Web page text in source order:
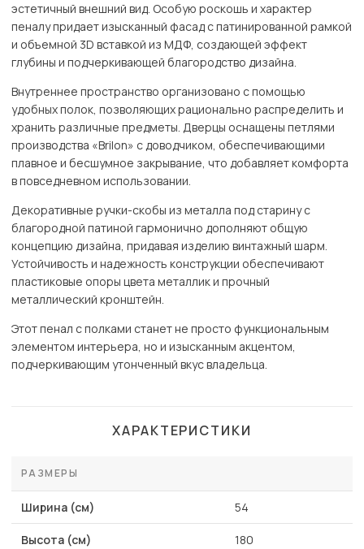
эстетичный внешний вид. Особую роскошь и характер
пеналу придает изысканный фасад с патинированной рамкой
и объемной 3D вставкой из МДФ, создающей эффект
глубины и подчеркивающей благородство дизайна.
Внутреннее пространство организовано с помощью
удобных полок, позволяющих рационально распределить и
хранить различные предметы. Дверцы оснащены петлями
производства «Brilon» с доводчиком, обеспечивающими
плавное и бесшумное закрывание, что добавляет комфорта
в повседневном использовании.
Декоративные ручки-скобы из металла под старину с
благородной патиной гармонично дополняют общую
концепцию дизайна, придавая изделию винтажный шарм.
Устойчивость и надежность конструкции обеспечивают
пластиковые опоры цвета металлик и прочный
металлический кронштейн.
Этот пенал с полками станет не просто функциональным
элементом интерьера, но и изысканным акцентом,
подчеркивающим утонченный вкус владельца.
ХАРАКТЕРИСТИКИ
РАЗМЕРЫ
Ширина (см) 54
Высота (см) 180